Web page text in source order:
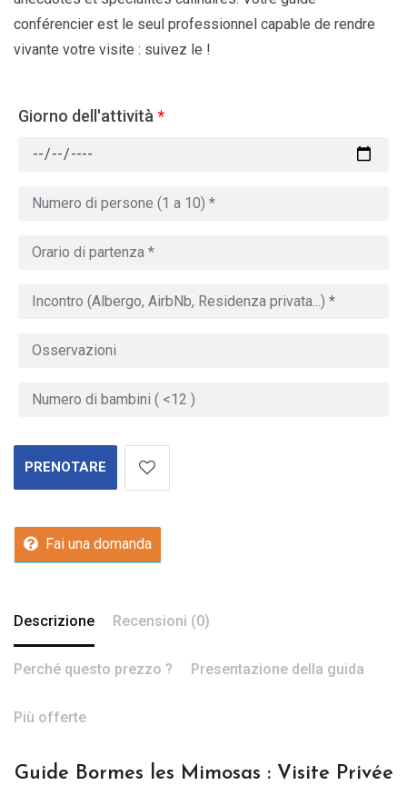
conférencier est le seul professionnel capable de rendre
vivante votre visite : suivez le !
Giorno dell'attività *
PRENOTARE
Fai una domanda
Descrizione Recensioni (0)
Perché questo prezzo ? Presentazione della guida
Più offerte
Guide Bormes les Mimosas : Visite Privée